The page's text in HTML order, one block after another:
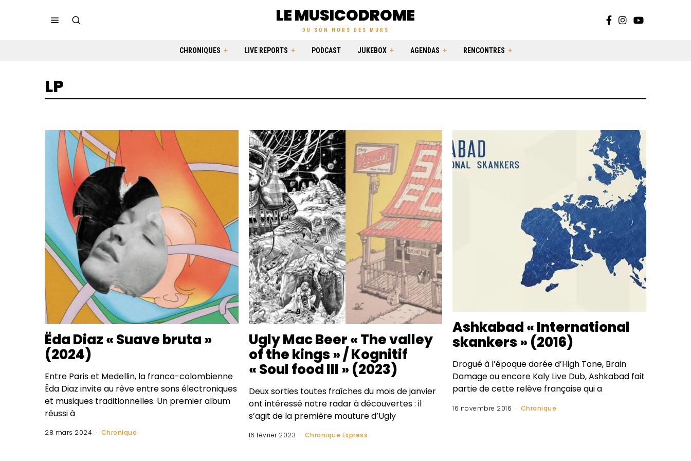
LE MUSICODROME
DU SON HORS DES MURS
CHRONIQUES LIVE REPORTS PODCAST JUKEBOX AGENDAS RENCONTRES
LP
Ëda Diaz « Suave bruta »
(2024)
Entre Paris et Medellin, la franco-colombienne
Ëda Diaz invite au rêve entre sons électroniques
et musiques traditionnelles. Un premier album
réussi à
28 mars 2024 Chronique
Ugly Mac Beer « The valley
of the kings » / Kognitif
« Soul food III » (2023)
Deux sorties toutes fraîches du mois de janvier
ont intéressé notre radar à découvertes : il
s’agit de la première mouture d’Ugly
16 février 2023 Chronique Express
Ashkabad « International
skankers » (2016)
Drogué à l’époque dorée d’High Tone, Brain
Damage ou encore Kaly Live Dub, Ashkabad fait
partie de cette relève française qui a
16 novembre 2016 Chronique